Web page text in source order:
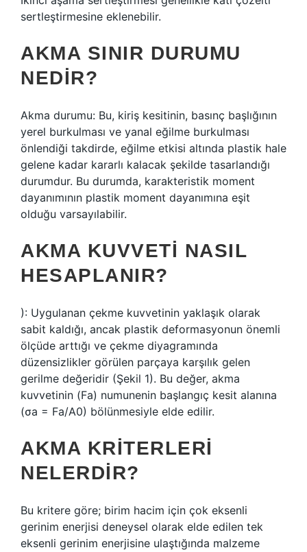
sertleştirmesine eklenebilir.
AKMA SINIR DURUMU
NEDIR?
Akma durumu: Bu, kiriş kesitinin, basınç başlığının
yerel burkulması ve yanal eğilme burkulması
önlendiği takdirde, eğilme etkisi altında plastik hale
gelene kadar kararlı kalacak şekilde tasarlandığı
durumdur. Bu durumda, karakteristik moment
dayanımının plastik moment dayanımına eşit
olduğu varsayılabilir.
AKMA KUVVETI NASIL
HESAPLANIR?
): Uygulanan çekme kuvvetinin yaklaşık olarak
sabit kaldığı, ancak plastik deformasyonun önemli
ölçüde arttığı ve çekme diyagramında
düzensizlikler görülen parçaya karşılık gelen
gerilme değeridir (Şekil 1). Bu değer, akma
kuvvetinin (Fa) numunenin başlangıç ​​kesit alanına
(σa = Fa/A0) bölünmesiyle elde edilir.
AKMA KRITERLERI
NELERDIR?
Bu kritere göre; birim hacim için çok eksenli
gerinim enerjisi deneysel olarak elde edilen tek
eksenli gerinim enerjisine ulaştığında malzeme